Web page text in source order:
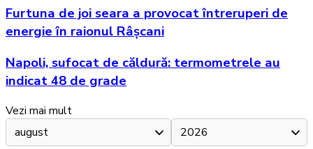
Furtuna de joi seara a provocat întreruperi de
energie în raionul Râșcani
Napoli, sufocat de căldură: termometrele au
indicat 48 de grade
Vezi mai mult